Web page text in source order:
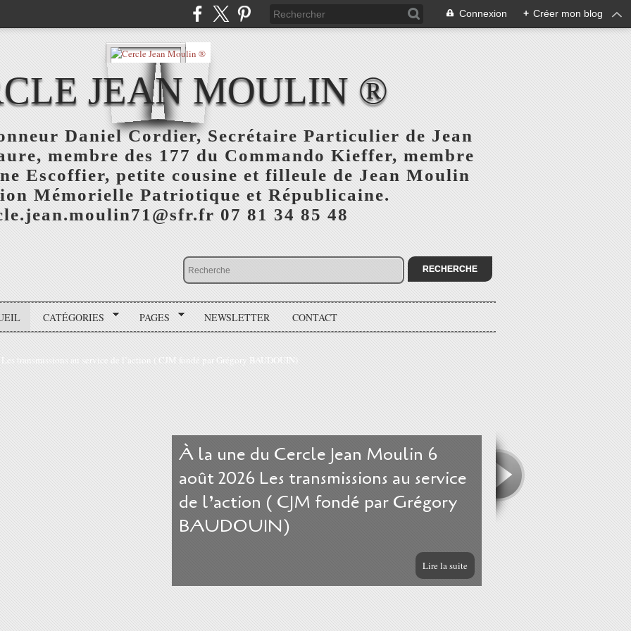
Connexion + Créer mon blog
JEAN MOULIN ®
Daniel Cordier, Secrétaire Particulier de Jean
membre des 177 du Commando Kieffer, membre
Escoffier, petite cousine et filleule de Jean Moulin
Mémorielle Patriotique et Républicaine.
07 81 34 85 48
CATÉGORIES PAGES NEWSLETTER CONTACT
À la une du Cercle Jean Moulin 6
août 2026 Les transmissions au service
de l’action ( CJM fondé par Grégory
BAUDOUIN)
Lire la suite